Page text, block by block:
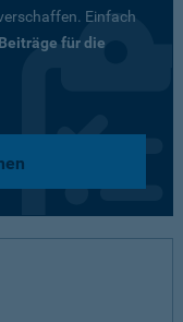
Einfach
Beiträge für die